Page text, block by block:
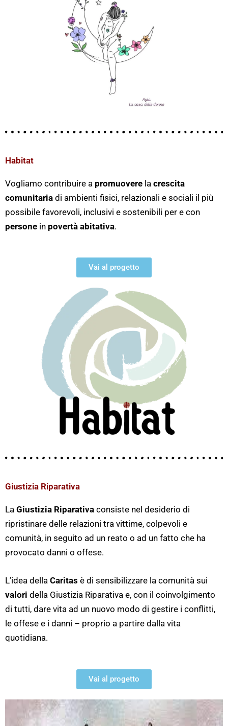
Habitat
Vogliamo contribuire a promuovere la crescita
comunitaria di ambienti fisici, relazionali e sociali il più
possibile favorevoli, inclusivi e sostenibili per e con
persone in povertà abitativa.
Vai al progetto
Giustizia Riparativa
La Giustizia Riparativa consiste nel desiderio di
ripristinare delle relazioni tra vittime, colpevoli e
comunità, in seguito ad un reato o ad un fatto che ha
provocato danni o offese.
L’idea della Caritas è di sensibilizzare la comunità sui
valori della Giustizia Riparativa e, con il coinvolgimento
di tutti, dare vita ad un nuovo modo di gestire i conflitti,
le offese e i danni – proprio a partire dalla vita
quotidiana.
Vai al progetto